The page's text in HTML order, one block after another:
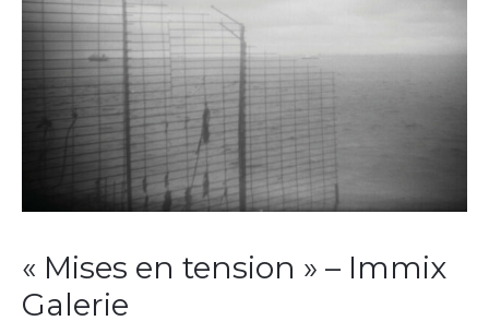
« Mises en tension » – Immix
Galerie